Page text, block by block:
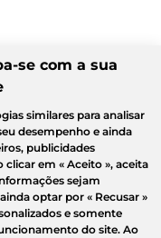
se com a sua
similares para analisar
desempenho e ainda
publicidades
clicar em « Aceito », aceita
sejam
optar por « Recusar »
e somente
do site. Ao